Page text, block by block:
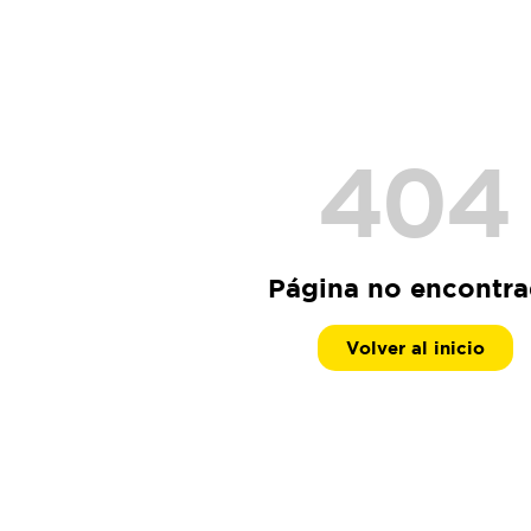
404
Página no
Volver al inicio